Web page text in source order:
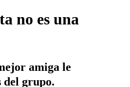
no es una
amiga le
del grupo.